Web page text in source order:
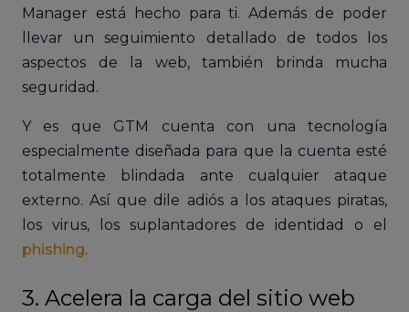
Manager está hecho para ti. Además de poder
llevar un seguimiento detallado de todos los
aspectos de la web, también brinda mucha
seguridad.
Y es que GTM cuenta con una tecnología
especialmente diseñada para que la cuenta esté
totalmente blindada ante cualquier ataque
externo. Así que dile adiós a los ataques piratas,
los virus, los suplantadores de identidad o el
phishing.
3. Acelera la carga del sitio web